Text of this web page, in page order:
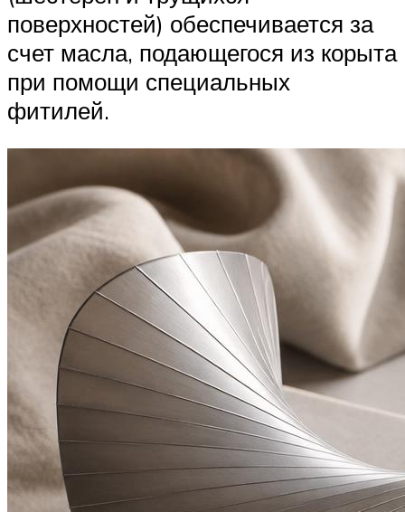
поверхностей) обеспечивается за
счет масла, подающегося из корыта
при помощи специальных
фитилей.